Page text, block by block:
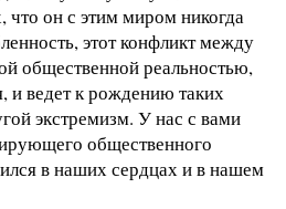
он с этим миром никогда
этот конфликт между
общественной реальностью,
и ведет к рождению таких
экстремизм. У нас с вами
общественного
в наших сердцах и в нашем